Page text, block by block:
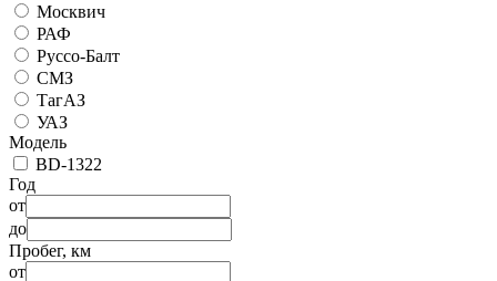
Москвич
РАФ
Руссо-Балт
СМЗ
ТагАЗ
УАЗ
Модель
BD-1322
Год
от
до
Пробег, км
от